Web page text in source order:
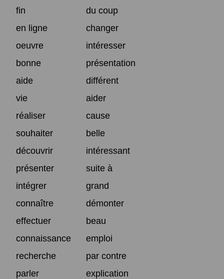
fin
du coup
en ligne
changer
oeuvre
intéresser
bonne
présentation
aide
différent
vie
aider
réaliser
cause
souhaiter
belle
découvrir
intéressant
présenter
suite à
intégrer
grand
connaître
démonter
effectuer
beau
connaissance
emploi
recherche
par contre
parler
explication